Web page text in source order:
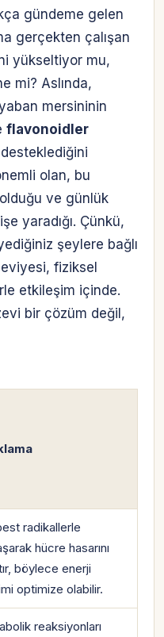
gündeme gelen
gerçekten çalışan
yükseltiyor mu,
mi? Aslında,
mersininin
flavonoidler
olan, bu
ve günlük
yaradığı. Çünkü,
şeylere bağlı
fiziksel
etkileşim içinde.
bir çözüm değil,
radikallerle
hücre hasarını
böylece enerji
optimize olabilir.
reaksiyonları